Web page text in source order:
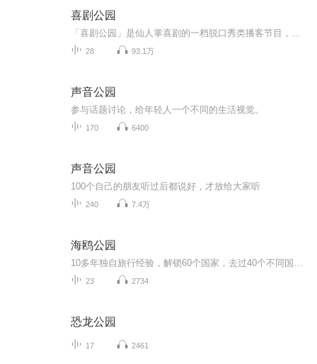
喜剧公园
28 93.1万
声音公园
参与话题讨论，给年轻人一个不同的生活视觉。
170 6400
声音公园
100个自己的朋友听过后都说好，才放给大家听
240 7.4万
海鸥公园
23 2734
恐龙公园
17 2461